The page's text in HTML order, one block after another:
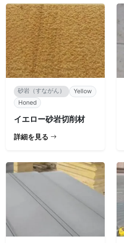
砂岩（すながん）
Yellow
Honed
イエロー砂岩切削材
詳細を見る